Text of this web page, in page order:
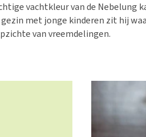
en onderweg
Bekijk alles
vachtkleur van de
met jonge kinderen zit hij
van vreemdelingen.